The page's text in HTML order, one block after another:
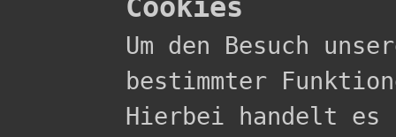
Cookies
Um den Besuch
bestimmter
Hierbei handelt